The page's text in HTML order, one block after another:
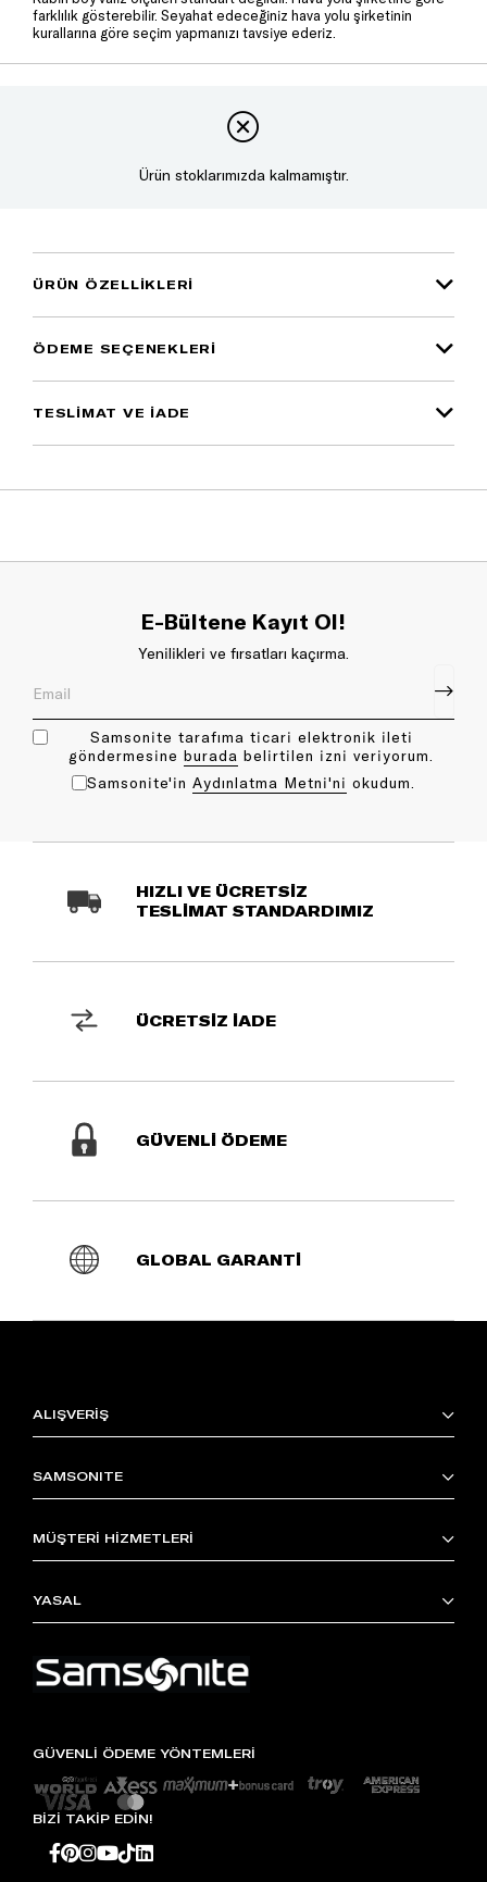
farklılık gösterebilir. Seyahat edeceğiniz hava yolu şirketinin
kurallarına göre seçim yapmanızı tavsiye ederiz.
Ürün stoklarımızda kalmamıştır.
ÜRÜN ÖZELLIKLERI
ÖDEME SEÇENEKLERI
TESLİMAT VE İADE
E-Bültene Kayıt Ol!
Yenilikleri ve fırsatları kaçırma.
Samsonite tarafıma ticari elektronik ileti
göndermesine bu rada belirtilen izni veriyorum.
Samsonite'in Aydınlatma Metni'ni okudum.
HIZLI VE ÜCRETSİZ
TESLİMAT STANDARDIMIZ
ÜCRETSİZ İADE
GÜVENLİ ÖDEME
GLOBAL GARANTİ
ALIŞVERİŞ
SAMSONITE
MÜŞTERİ HİZMETLERİ
YASAL
GÜVENLİ ÖDEME YÖNTEMLERİ
BİZİ TAKİP EDİN!